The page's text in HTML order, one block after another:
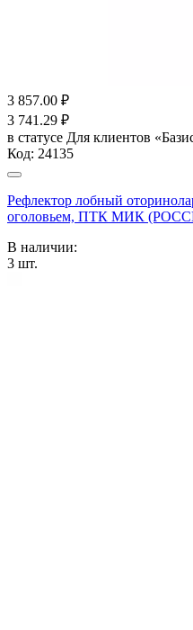
3 857.00 ₽
3 741.29 ₽
в статусе Для клиентов
Код: 24135
Рефлектор лобный
оголовьем, ПТК МИК
В наличии:
3 шт.